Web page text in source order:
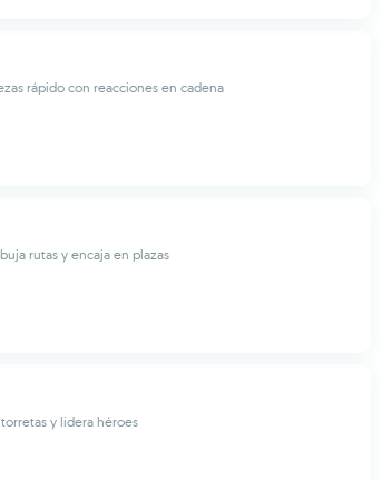
rápido con reacciones en cadena
rutas y encaja en plazas
y lidera héroes